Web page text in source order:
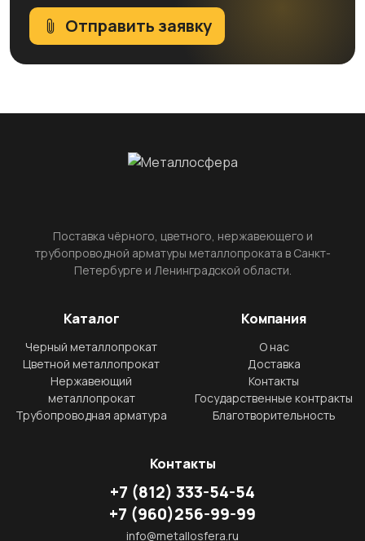
Отправить заявку
Поставка чёрного, цветного, нержавеющего и
трубопроводной арматуры металлопроката в Санкт-
Петербурге и Ленинградской области.
Каталог
Черный металлопрокат
Цветной металлопрокат
Нержавеющий
металлопрокат
Трубопроводная арматура
Компания
О нас
Доставка
Контакты
Государственные контракты
Благотворительность
Контакты
+7 (812) 333-54-54
+7 (960)256-99-99
info@metallosfera.ru